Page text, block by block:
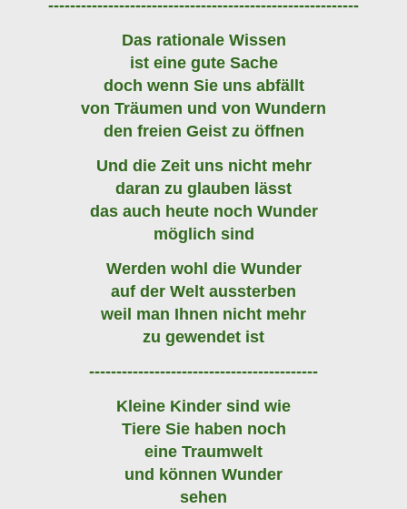
---------------------------------------------------------
Das rationale Wissen
ist eine gute Sache
doch wenn Sie uns abfällt
von Träumen und von Wundern
den freien Geist zu öffnen
Und die Zeit uns nicht mehr
daran zu glauben lässt
das auch heute noch Wunder
möglich sind
Werden wohl die Wunder
auf der Welt aussterben
weil man Ihnen nicht mehr
zu gewendet ist
------------------------------------------
Kleine Kinder sind wie
Tiere Sie haben noch
eine Traumwelt
und können Wunder
sehen